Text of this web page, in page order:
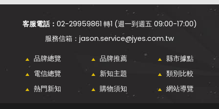
客服電話： 02-29959861 轉1 (週一到週五 09:00-17:00)
jason.service@jyes.com.tw
品牌總覽 品牌推薦
縣市據點
電信總覽
新知主題
類別比較
熱門新知
購物須知 網站導覽